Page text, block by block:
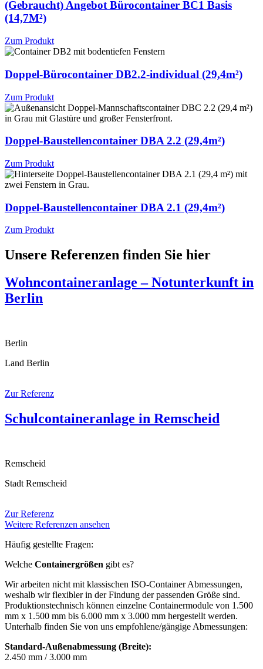
(Gebraucht) Angebot Bürocontainer BC1 Basis
(14,7M²)
Zum Produkt
Doppel-Bürocontainer DB2.2-individual (29,4m²)
Zum Produkt
Doppel-Baustellencontainer DBA 2.2 (29,4m²)
Zum Produkt
Doppel-Baustellencontainer DBA 2.1 (29,4m²)
Zum Produkt
Unsere Referenzen finden Sie hier
Wohncontaineranlage – Notunterkunft in
Berlin
Berlin
Land Berlin
Zur Referenz
Schulcontaineranlage in Remscheid
Remscheid
Stadt Remscheid
Zur Referenz
Weitere Referenzen ansehen
Häufig gestellte Fragen:
Welche Containergrößen gibt es?
Wir arbeiten nicht mit klassischen ISO-Container Abmessungen,
weshalb wir flexibler in der Findung der passenden Größe sind.
Produktionstechnisch können einzelne Containermodule von 1.500
mm x 1.500 mm bis 6.000 mm x 3.000 mm hergestellt werden.
Unterhalb finden Sie von uns empfohlene/gängige Abmessungen:
Standard-Außenabmessung (Breite):
2.450 mm / 3.000 mm